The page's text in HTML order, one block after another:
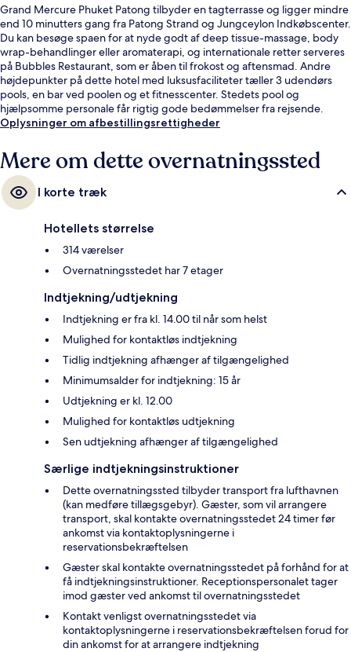
Grand Mercure Phuket Patong tilbyder en tagterrasse og ligger mindre
end 10 minutters gang fra Patong Strand og Jungceylon Indkøbscenter.
Du kan besøge spaen for at nyde godt af deep tissue-massage, body
wrap-behandlinger eller aromaterapi, og internationale retter serveres
på Bubbles Restaurant, som er åben til frokost og aftensmad. Andre
højdepunkter på dette hotel med luksusfaciliteter tæller 3 udendørs
pools, en bar ved poolen og et fitnesscenter. Stedets pool og
hjælpsomme personale får rigtig gode bedømmelser fra rejsende.
Oplysninger om afbestillingsrettigheder
Mere om dette overnatningssted
I korte træk
Hotellets størrelse
314 værelser
Overnatningsstedet har 7 etager
Indtjekning/udtjekning
Indtjekning er fra kl. 14.00 til når som helst
Mulighed for kontaktløs indtjekning
Tidlig indtjekning afhænger af tilgængelighed
Minimumsalder for indtjekning: 15 år
Udtjekning er kl. 12.00
Mulighed for kontaktløs udtjekning
Sen udtjekning afhænger af tilgængelighed
Særlige indtjekningsinstruktioner
Dette overnatningssted tilbyder transport fra lufthavnen
(kan medføre tillægsgebyr). Gæster, som vil arrangere
transport, skal kontakte overnatningsstedet 24 timer før
ankomst via kontaktoplysningerne i
reservationsbekræftelsen
Gæster skal kontakte overnatningsstedet på forhånd for at
få indtjekningsinstruktioner. Receptionspersonalet tager
imod gæster ved ankomst til overnatningsstedet
Kontakt venligst overnatningsstedet via
kontaktoplysningerne i reservationsbekræftelsen forud for
din ankomst for at arrangere indtjekning